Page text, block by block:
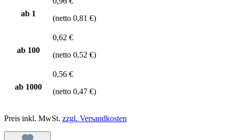
ab 1
(netto 0,81 €)
ab 100
0,62 €
(netto 0,52 €)
ab 1000
0,56 €
(netto 0,47 €)
Preis inkl. MwSt. zzgl. Versandkosten